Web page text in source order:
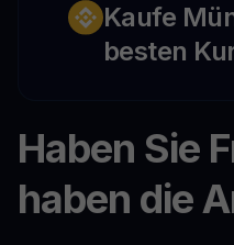
Kaufe
besten
Haben Sie
haben die